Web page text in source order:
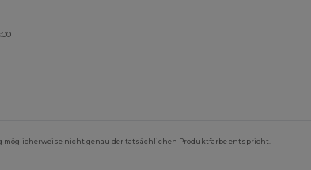
möglicherweise nicht genau der tatsächlichen Produktfarbe entspricht.